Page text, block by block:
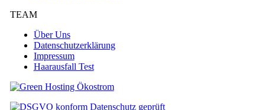
TEAM
Über Uns
Datenschutzerklärung
Impressum
Haarausfall Test